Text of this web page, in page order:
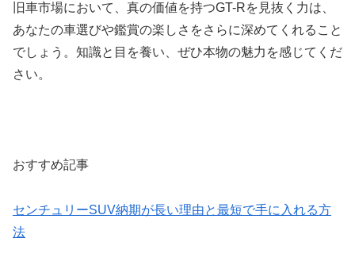
旧車市場において、真の価値を持つGT-Rを見抜く力は、
あなたの車選びや鑑賞の楽しさをさらに深めてくれること
でしょう。知識と目を養い、ぜひ本物の魅力を感じてくだ
さい。
おすすめ記事
センチュリーSUV納期が長い理由と最短で手に入れる方
法